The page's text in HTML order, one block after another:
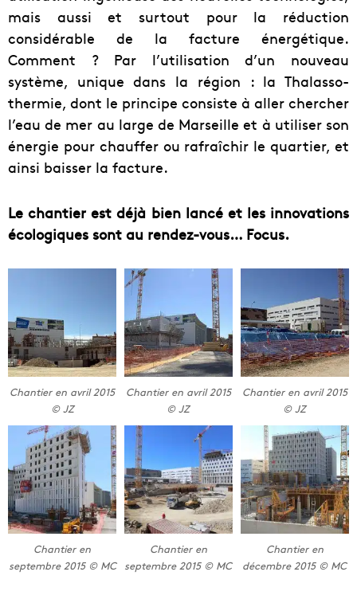
mais aussi et surtout pour la réduction
considérable de la facture énergétique.
Comment ? Par l’utilisation d’un nouveau
système, unique dans la région : la Thalasso-
thermie, dont le principe consiste à aller chercher
l’eau de mer au large de Marseille et à utiliser son
énergie pour chauffer ou rafraîchir le quartier, et
ainsi baisser la facture.
Le chantier est déjà bien lancé et les innovations
écologiques sont au rendez-vous… Focus.
Chantier en avril 2015
© JZ
Chantier en avril 2015
© JZ
Chantier en avril 2015
© JZ
Chantier en
septembre 2015 © MC
Chantier en
septembre 2015 © MC
Chantier en
décembre 2015 © MC